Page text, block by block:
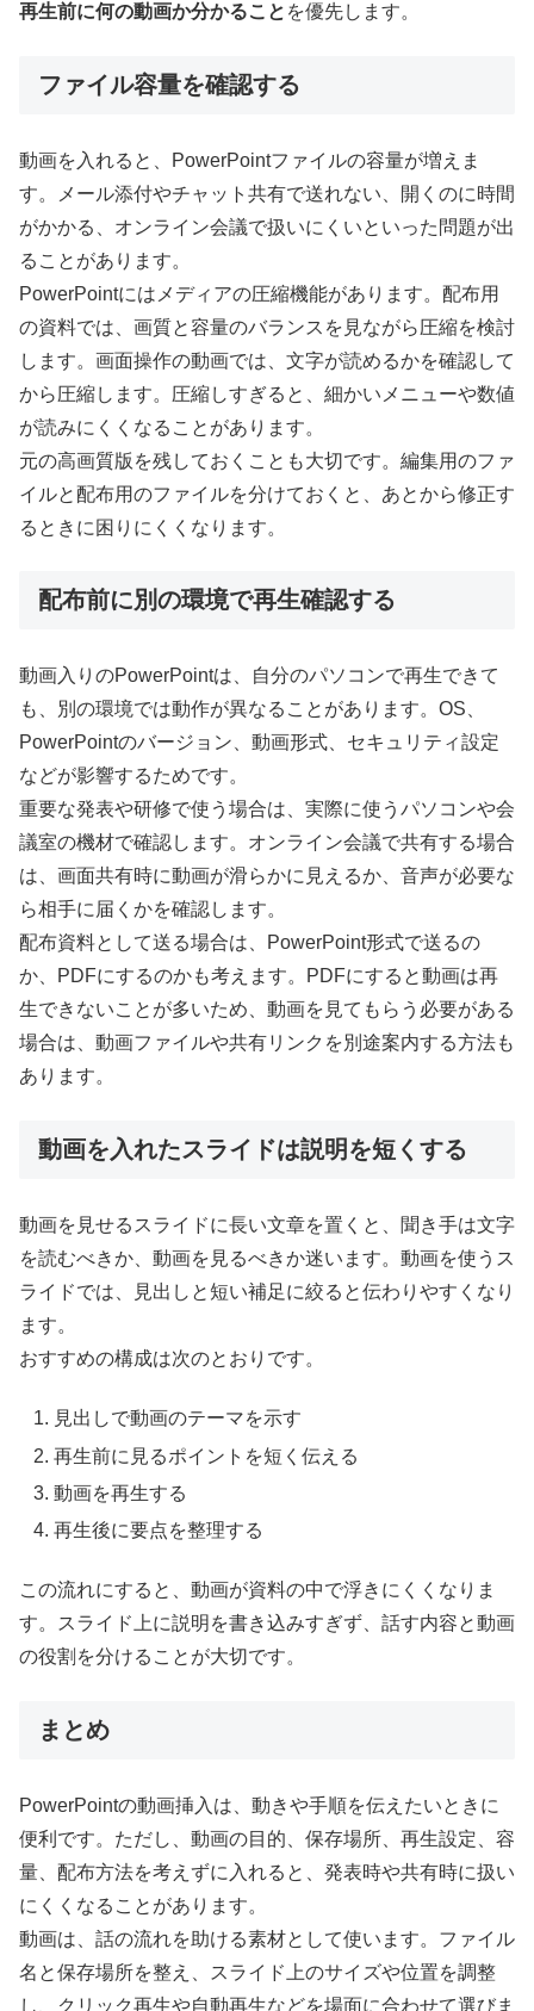
再生前に何の動画か分かること を優先します。
ファイル容量を確認する
動画を入れると、PowerPointファイルの容量が増えま
す。メール添付やチャット共有で送れない、開くのに時間
がかかる、オンライン会議で扱いにくいといった問題が出
ることがあります。
PowerPointにはメディアの圧縮機能があります。配布用
の資料では、画質と容量のバランスを見ながら圧縮を検討
します。画面操作の動画では、文字が読めるかを確認して
から圧縮します。圧縮しすぎると、細かいメニューや数値
が読みにくくなることがあります。
元の高画質版を残しておくことも大切です。編集用のファ
イルと配布用のファイルを分けておくと、あとから修正す
るときに困りにくくなります。
配布前に別の環境で再生確認する
動画入りのPowerPointは、自分のパソコンで再生できて
も、別の環境では動作が異なることがあります。OS、
PowerPointのバージョン、動画形式、セキュリティ設定
などが影響するためです。
重要な発表や研修で使う場合は、実際に使うパソコンや会
議室の機材で確認します。オンライン会議で共有する場合
は、画面共有時に動画が滑らかに見えるか、音声が必要な
ら相手に届くかを確認します。
配布資料として送る場合は、PowerPoint形式で送るの
か、PDFにするのかも考えます。PDFにすると動画は再
生できないことが多いため、動画を見てもらう必要がある
場合は、動画ファイルや共有リンクを別途案内する方法も
あります。
動画を入れたスライドは説明を短くする
動画を見せるスライドに長い文章を置くと、聞き手は文字
を読むべきか、動画を見るべきか迷います。動画を使うス
ライドでは、見出しと短い補足に絞ると伝わりやすくなり
ます。
おすすめの構成は次のとおりです。
見出しで動画のテーマを示す
再生前に見るポイントを短く伝える
動画を再生する
再生後に要点を整理する
この流れにすると、動画が資料の中で浮きにくくなりま
す。スライド上に説明を書き込みすぎず、話す内容と動画
の役割を分けることが大切です。
まとめ
PowerPointの動画挿入は、動きや手順を伝えたいときに
便利です。ただし、動画の目的、保存場所、再生設定、容
量、配布方法を考えずに入れると、発表時や共有時に扱い
にくくなることがあります。
動画は、話の流れを助ける素材として使います。ファイル
名と保存場所を整え、スライド上のサイズや位置を調整
し、クリック再生や自動再生などを場面に合わせて選びま